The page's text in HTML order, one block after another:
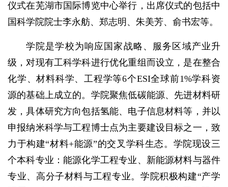
仪式在芜湖市国际博览中心举行，出席仪式的包括中
国科学院院士李永舫、郑志明、朱美芳、俞书宏等。
学院是学校为响应国家战略、服务区域产业升
级，对现有工科学科进行优化重组而设立，是在整合
化学、材料科学、工程学等6个ESI全球前1%学科资
源的基础上成立的。学院聚焦低碳能源、先进材料研
发，具体研究方向包括氢能、电子信息材料等，并以
申报纳米科学与工程博士点为主要建设目标之一，致
力于构建“材料+能源”的交叉学科生态。学院现设三
个本科专业：能源化学工程专业、新能源材料与器件
专业、高分子材料与工程专业。学院积极构建“产学